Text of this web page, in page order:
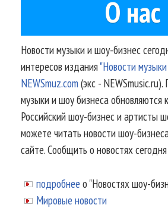
О нас
Новости музыки и шоу-бизнес
интересов издания"Новости
NEWSmuz.com(экс -
музыки и шоу бизнеса обновляются
Российский шоу-бизнес и артисты
можете читать новости шоу-
сайте. Сообщить о новостях
подробнее о "Новостях шоу-
Мировые новости